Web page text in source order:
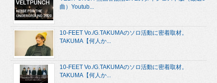
曲）Youtub...
10-FEET Vo./G.TAKUMAのソロ活動に密着取材。
TAKUMA【何人か...
10-FEET Vo./G.TAKUMAのソロ活動に密着取材。
TAKUMA【何人か...